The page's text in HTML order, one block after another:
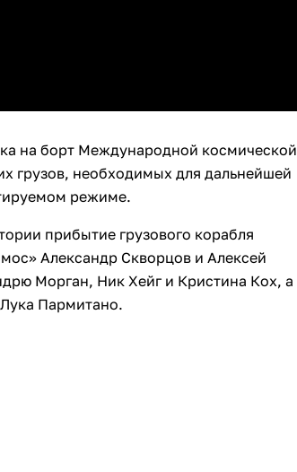
на борт Международной космической
грузов, необходимых для дальнейшей
режиме.
прибытие грузового корабля
Александр Скворцов и Алексей
Морган, Ник Хейг и Кристина Кох, а
Пармитано.